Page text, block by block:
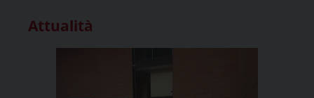
Attualità